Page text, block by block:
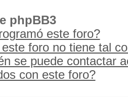
phpBB3
este foro?
foro no tiene tal
se puede contactar
con este foro?